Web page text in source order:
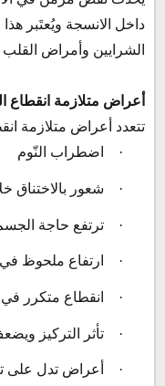
داخل الانسجة ويُعتَبر
الشرايين وأمراض القلب
أعراض متلازمة انقطاع
تتعدد أعراض متلازمة
· اضطراب النّوم
· شعور بالاختناق
· ترتفع حاجة
· ارتفاع ملحوظ
· انقطاع متكرر
· تأثر التركيز
· أعراض تدل على